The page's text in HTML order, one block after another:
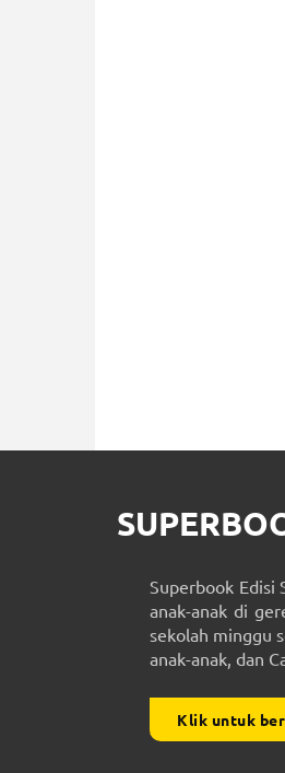
Superbook Edisi
anak-anak di
sekolah minggu
anak-anak, dan
Klik untuk